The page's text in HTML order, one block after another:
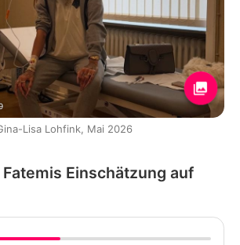
Lisa Lohfink, Mai 2026
Einschätzung auf